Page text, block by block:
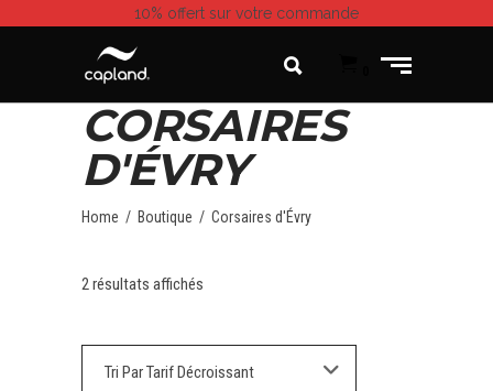
10% offert sur votre commande
CORSAIRES
D'ÉVRY
Home / Boutique / Corsaires d'Évry
2 résultats affichés
Tri Par Tarif Décroissant